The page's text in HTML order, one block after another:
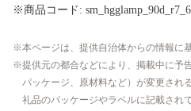
※商品コード:
本ページは、提供自治体からの情報に
提供元の都合などにより、掲載中に予
パッケージ、原材料など）が変更され
礼品のパッケージやラベルに記載され